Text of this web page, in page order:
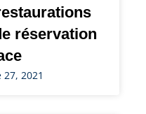
réservation
2021